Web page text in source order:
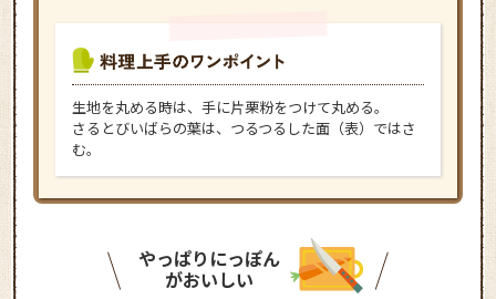
生地を丸める時は、手に片栗粉をつけて丸める。
さるとびいばらの葉は、つるつるした面（表）ではさ
む。
やっぱりにっぽん
がおいしい